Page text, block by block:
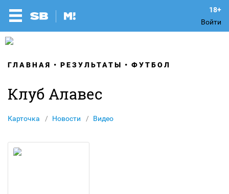
Войти
ГЛАВНАЯ РЕЗУЛЬТАТЫ ФУТБОЛ
Клуб Алавес
Карточка Новости Видео